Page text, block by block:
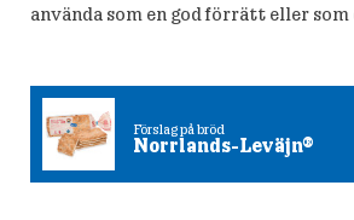
använda som en god förrätt eller som
Förslag på bröd
Norrlands-Leväjn®